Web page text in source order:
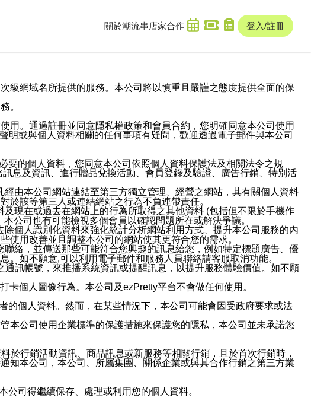
關於潮流串 店家合作 登入/註冊
級網域名所提供的服務。本公司將以慎重且嚴謹之態度提供全面的保
。
用。通過註冊並同意隱私權政策和會員合約，您明確同意本公司使用
或與個人資料相關的任何事項有疑問，歡迎透過電子郵件與本公司
的個人資料，您同意本公司依照個人資料保護法及相關法令之規
息及資訊、進行贈品兌換活動、會員登錄及驗證、廣告行銷、特別活
由本公司網站連結至第三方獨立管理、經營之網站，其有關個人資料
於該等第三人或連結網站之行為不負連帶責任。
現在或過去在網站上的行為所取得之其他資料 (包括但不限於手機作
公司也有可能檢視多個會員以確認問題所在或解決爭議。
個人識別化資料來強化統計分析網站利用方式、提升本公司服務的內
用改善並且調整本公司的網站使其更符合您的需求。
絡，並傳送那些可能符合您興趣的訊息給您，例如特定標題廣告、優
如不願意,可以利用電子郵件和服務人員聯絡請客服取消功能。
訊帳號，來推播系統資訊或提醒訊息，以提升服務體驗價值。如不願
個人圖像行為。本公司及ezPretty平台不會做任何使用。
的個人資料。然而，在某些情況下，本公司可能會因受政府要求或法
本公司使用企業標準的保護措施來保護您的隱私，本公司並未承諾您
行銷活動資訊、商品訊息或新服務等相關行銷，且於首次行銷時，
知本公司，本公司、所屬集團、關係企業或與其合作行銷之第三方業
司得繼續保存、處理或利用您的個人資料。